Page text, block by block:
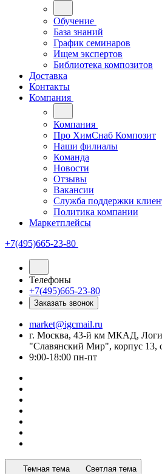
Обучение
База знаний
График семинаров
Ищем экспертов
Библиотека композитов
Доставка
Контакты
Компания
Компания
Про ХимСнаб Композит
Наши филиалы
Команда
Новости
Отзывы
Вакансии
Служба поддержки
Политика компании
Маркетплейсы
+7(495)665-23-80
Телефоны
+7(495)665-23-80
Заказать звонок
market@igcmail.ru
г. Москва, 43-й км МКАД,
"Славянский Мир", корпус 13,
9:00-18:00 пн-пт
Темная тема Светлая тема